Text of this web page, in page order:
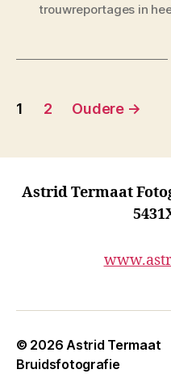
trouwreportages in
Berichten
1 2 Oudere →
Astrid Termaat
© 2026 Astrid Termaat
Bruidsfotografie